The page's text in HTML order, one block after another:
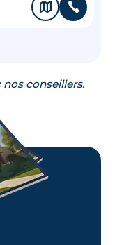
🗞 📞
nos conseillers.